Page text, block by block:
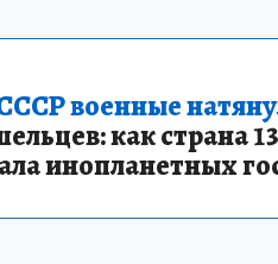
военные
как страна
инопланетных